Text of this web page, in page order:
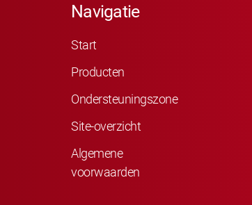
Navigatie
Start
Producten
Ondersteuningszone
Site-overzicht
Algemene
voorwaarden